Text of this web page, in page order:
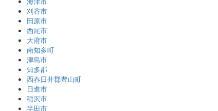
刈谷市
田原市
西尾市
大府市
南知多町
津島市
知多郡
西春日井郡豊山町
日進市
稲沢市
半田市